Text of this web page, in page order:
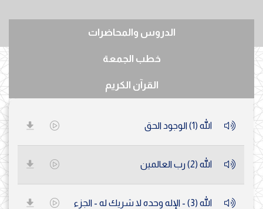
الدروس والمحاضرات
خطب الجمعة
القرآن الكريم
الله (1) الوجود الحق
الله (2) رب العالمين
الله (3) - الإله وحده لا شريك له - الجزء